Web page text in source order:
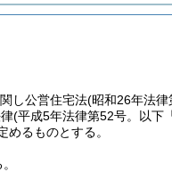
し公営住宅法(昭和26年法
(平成5年法律第52号。以下
るものとする。